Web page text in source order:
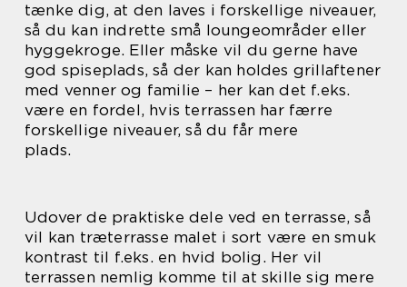
tænke dig, at den laves i forskellige niveauer,
så du kan indrette små loungeområder eller
hyggekroge. Eller måske vil du gerne have
god spiseplads, så der kan holdes grillaftener
med venner og familie – her kan det f.eks.
være en fordel, hvis terrassen har færre
forskellige niveauer, så du får mere
plads.
Udover de praktiske dele ved en terrasse, så
vil kan træterrasse malet i sort være en smuk
kontrast til f.eks. en hvid bolig. Her vil
terrassen nemlig komme til at skille sig mere